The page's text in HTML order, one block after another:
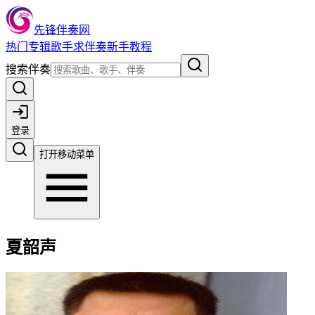
先锋伴奏网
热门 专辑歌手求伴奏新手教程
搜索伴奏
登录
打开移动菜单
夏韶声